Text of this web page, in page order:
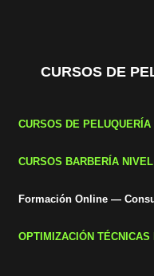
CURSOS DE
CURSOS DE
CURSOS BARBERÍA
Formación Online —
OPTIMIZACIÓN